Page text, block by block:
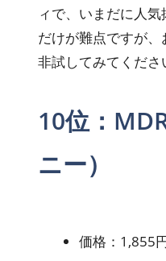
ィで、いまだに人
だけが難点ですが
非試してみてくださ
10位：
ニー）
価格：1,855